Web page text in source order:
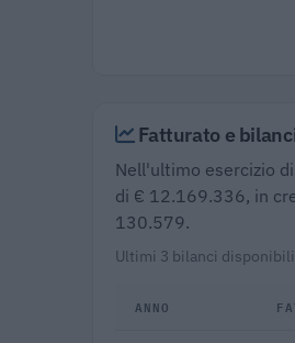
Fatturato e
Nell'ultimo esercizio
di € 12.169.336, in
130.579.
Ultimi 3 bilanci
ANNO